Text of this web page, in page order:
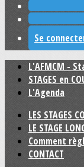
Se
L'AFMCM -
STAGES en
L'Agenda
LES STAGES
LE STAGE
Comment
CONTACT